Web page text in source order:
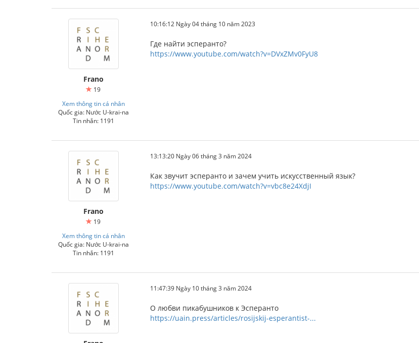
Frano
19
Xem thông tin cá nhân
Quốc gia: Nước U-krai-na
Tin nhắn: 1191
10:16:12 Ngày 04 tháng 10 năm 2023
Где найти эсперанто?
https://www.youtube.com/watch?v=DVxZMv0FyU8
Frano
19
Xem thông tin cá nhân
Quốc gia: Nước U-krai-na
Tin nhắn: 1191
13:13:20 Ngày 06 tháng 3 năm 2024
Как звучит эсперанто и зачем учить искусственный язык?
https://www.youtube.com/watch?v=vbc8e24XdjI
11:47:39 Ngày 10 tháng 3 năm 2024
О любви пикабушников к Эсперанто
https://uain.press/articles/rosijskij-esperantist-...